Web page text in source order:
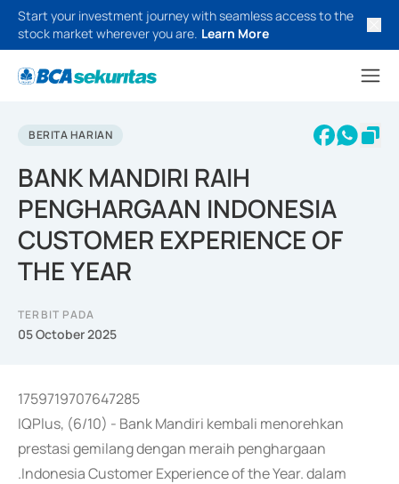
Start your investment journey with seamless access to the
stock market wherever you are. Learn More
BERITA HARIAN
BANK MANDIRI RAIH
PENGHARGAAN INDONESIA
CUSTOMER EXPERIENCE OF
THE YEAR
TERBIT PADA
05 October 2025
1759719707647285
IQPlus, (6/10) - Bank Mandiri kembali menorehkan
prestasi gemilang dengan meraih penghargaan
.Indonesia Customer Experience of the Year. dalam